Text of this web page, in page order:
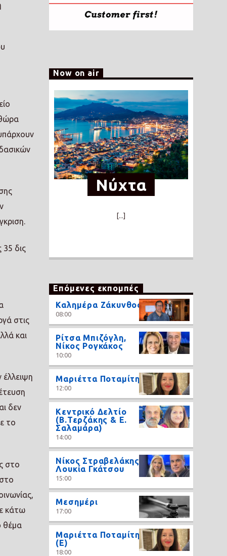
δις
στις
και
έλλειψη
δεν
το
στο
κάτω
θέμα
Now on air
Νύχτα
[...]
Επόμενες εκπομπές
Καλημέρα Ζάκυνθος
08:00
Ρίτσα Μπιζόγλη,
Νίκος Ρογκάκος
10:00
Μαριέττα Ποταμίτη
12:00
Κεντρικό Δελτίο
(Β.Τερζάκης & Ε.
Σαλαμάρα)
14:00
Νίκος Στραβελάκης,
Λουκία Γκάτσου
15:00
Μεσημέρι
17:00
Μαριέττα Ποταμίτη
(Ε)
18:00